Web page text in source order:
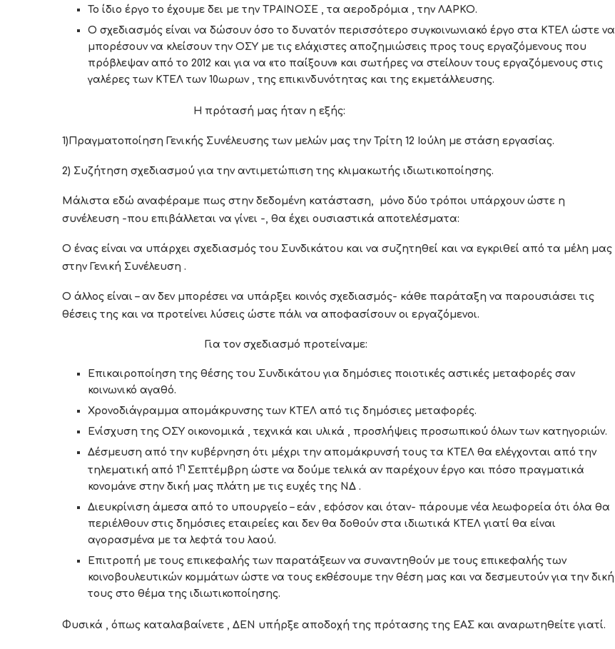
Το ίδιο έργο το έχουμε δει με την ΤΡΑΙΝΟΣΕ , τα αεροδρόμια , την ΛΑΡΚΟ.
Ο σχεδιασμός είναι να δώσουν όσο το δυνατόν περισσότερο συγκοινωνιακό έργο στα ΚΤΕΛ ώστε να
μπορέσουν να κλείσουν την ΟΣΥ με τις ελάχιστες αποζημιώσεις προς τους εργαζόμενους που
πρόβλεψαν από το 2012 και για να «το παίξουν» και σωτήρες να στείλουν τους εργαζόμενους στις
γαλέρες των ΚΤΕΛ των 10ωρων , της επικινδυνότητας και της εκμετάλλευσης.
Η πρότασή μας ήταν η εξής:
1)Πραγματοποίηση Γενικής Συνέλευσης των μελών μας την Τρίτη 12 Ιούλη με στάση εργασίας.
2) Συζήτηση σχεδιασμού για την αντιμετώπιση της κλιμακωτής ιδιωτικοποίησης.
Μάλιστα εδώ αναφέραμε πως στην δεδομένη κατάσταση, μόνο δύο τρόποι υπάρχουν ώστε η
συνέλευση -που επιβάλλεται να γίνει -, θα έχει ουσιαστικά αποτελέσματα:
Ο ένας είναι να υπάρχει σχεδιασμός του Συνδικάτου και να συζητηθεί και να εγκριθεί από τα μέλη μας
στην Γενική Συνέλευση .
Ο άλλος είναι – αν δεν μπορέσει να υπάρξει κοινός σχεδιασμός- κάθε παράταξη να παρουσιάσει τις
θέσεις της και να προτείνει λύσεις ώστε πάλι να αποφασίσουν οι εργαζόμενοι.
Για τον σχεδιασμό προτείναμε:
Επικαιροποίηση της θέσης του Συνδικάτου για δημόσιες ποιοτικές αστικές μεταφορές σαν
κοινωνικό αγαθό.
Χρονοδιάγραμμα απομάκρυνσης των ΚΤΕΛ από τις δημόσιες μεταφορές.
Ενίσχυση της ΟΣΥ οικονομικά , τεχνικά και υλικά , προσλήψεις προσωπικού όλων των κατηγοριών.
Δέσμευση από την κυβέρνηση ότι μέχρι την απομάκρυνσή τους τα ΚΤΕΛ θα ελέγχονται από την
τηλεματική από 1η Σεπτέμβρη ώστε να δούμε τελικά αν παρέχουν έργο και πόσο πραγματικά
κονομάνε στην δική μας πλάτη με τις ευχές της ΝΔ .
Διευκρίνιση άμεσα από το υπουργείο – εάν , εφόσον και όταν- πάρουμε νέα λεωφορεία ότι όλα θα
περιέλθουν στις δημόσιες εταιρείες και δεν θα δοθούν στα ιδιωτικά ΚΤΕΛ γιατί θα είναι
αγορασμένα με τα λεφτά του λαού.
Επιτροπή με τους επικεφαλής των παρατάξεων να συναντηθούν με τους επικεφαλής των
κοινοβουλευτικών κομμάτων ώστε να τους εκθέσουμε την θέση μας και να δεσμευτούν για την δική
τους στο θέμα της ιδιωτικοποίησης.
Φυσικά , όπως καταλαβαίνετε , ΔΕΝ υπήρξε αποδοχή της πρότασης της ΕΑΣ και αναρωτηθείτε γιατί.